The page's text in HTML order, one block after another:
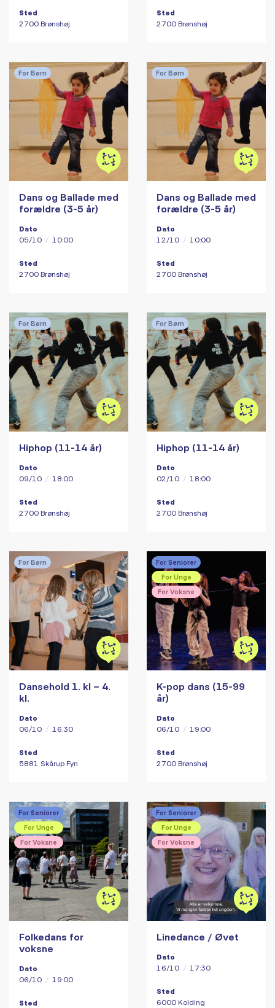
Sted
2700 Brønshøj
Sted
2700 Brønshøj
For Børn
Dans og Ballade med
forældre (3-5 år)
Dato
05/10 / 10:00
Sted
2700 Brønshøj
For Børn
Dans og Ballade med
forældre (3-5 år)
Dato
12/10 / 10:00
Sted
2700 Brønshøj
For Børn
Hiphop (11-14 år)
Dato
09/10 / 18:00
Sted
2700 Brønshøj
For Børn
Hiphop (11-14 år)
Dato
02/10 / 18:00
Sted
2700 Brønshøj
For Børn
Dansehold 1. kl – 4.
kl.
Dato
06/10 / 16:30
Sted
5881 Skårup Fyn
For Seniorer
For Unge
For Voksne
K-pop dans (15-99
år)
Dato
06/10 / 19:00
Sted
2700 Brønshøj
For Seniorer
For Unge
For Voksne
Folkedans for
voksne
Dato
06/10 / 19:00
Sted
For Seniorer
For Unge
For Voksne
Linedance / Øvet
Dato
16/10 / 17:30
Sted
6000 Kolding